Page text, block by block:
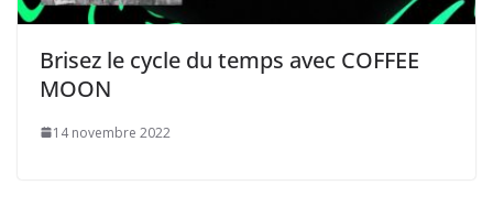
Brisez le cycle du temps avec COFFEE
MOON
14 novembre 2022